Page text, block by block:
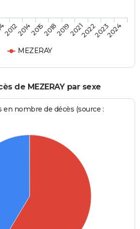
MEZERAY
201220142015201820192021202220232024
de MEZERAY par sexe
nombre de décès (source :